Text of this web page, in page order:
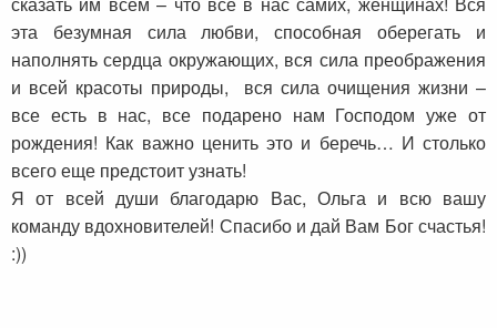
эта безумная сила любви, способная оберегать и
наполнять сердца окружающих, вся сила преображения
и всей красоты природы, вся сила очищения жизни –
все есть в нас, все подарено нам Господом уже от
рождения! Как важно ценить это и беречь… И столько
всего еще предстоит узнать!
Я от всей души благодарю Вас, Ольга и всю вашу
команду вдохновителей! Спасибо и дай Вам Бог счастья!
:))